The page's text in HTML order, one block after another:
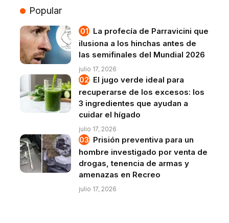
Popular
La profecía de Parravicini que
ilusiona a los hinchas antes de
las semifinales del Mundial 2026
julio 17, 2026
El jugo verde ideal para
recuperarse de los excesos: los
3 ingredientes que ayudan a
cuidar el hígado
julio 17, 2026
Prisión preventiva para un
hombre investigado por venta de
drogas, tenencia de armas y
amenazas en Recreo
julio 17, 2026